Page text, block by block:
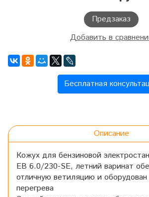
Предзаказ
Добавить в
Бесплатная
Описание
Кожух для бензиновой
EB 6.0/230-SE, летний варинат
отличную ветиляцию и
перегрева